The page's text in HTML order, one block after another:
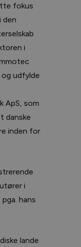
fokus
den
i
udfylde
ApS, som
danske
inden for
i
hans
lande